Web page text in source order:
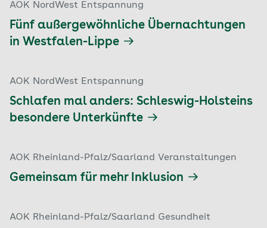
AOK NordWest Entspannung
Fünf außergewöhnliche Übernachtungen
in Westfalen-Lippe
AOK NordWest Entspannung
Schlafen mal anders: Schleswig-Holsteins
besondere Unterkünfte
AOK Rheinland-Pfalz/Saarland Veranstaltungen
Gemeinsam für mehr Inklusion
AOK Rheinland-Pfalz/Saarland Gesundheit